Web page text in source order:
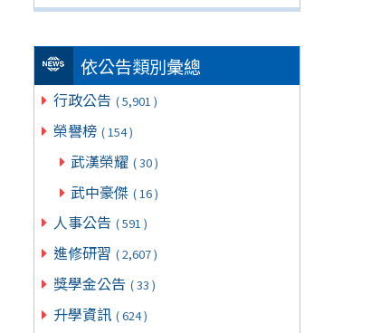
依公告類別彙總
行政公告 ( 5,901 )
榮譽榜 ( 154 )
武漢榮耀 ( 30 )
武中豪傑 ( 16 )
人事公告 ( 591 )
進修研習 ( 2,607 )
獎學金公告 ( 33 )
升學資訊 ( 624 )